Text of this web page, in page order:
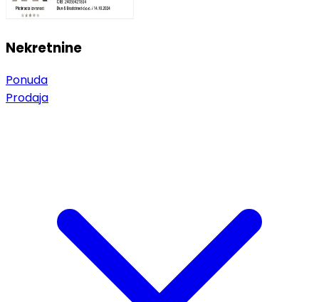
Nekretnine
Ponuda
Prodaja